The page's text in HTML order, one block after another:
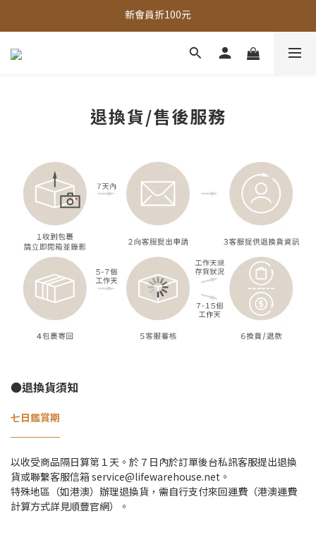
全館，滿888超取免運｜滿1500宅配免運
全館現貨商品，3個工作天內出貨
全館，滿888超取免運｜滿1500宅配免運
退換貨/售後服務
●退換貨須知
七日鑑賞期
以收受商品隔日算第１天。於７日內於訂單後台私訊客服提出退換
貨或聯繫客服信箱 service@lifewarehouse.net。
特殊地區（如港澳）辦理退換貨，需自行支付來回運費（港澳運費
計算方式詳見順豐官網）。